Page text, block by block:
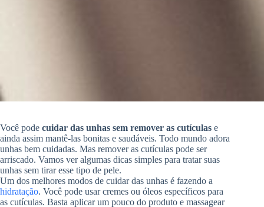
Você pode cuidar das unhas sem remover as cutículas e
ainda assim mantê-las bonitas e saudáveis. Todo mundo adora
unhas bem cuidadas. Mas remover as cutículas pode ser
arriscado. Vamos ver algumas dicas simples para tratar suas
unhas sem tirar esse tipo de pele.
Um dos melhores modos de cuidar das unhas é fazendo a
hidratação. Você pode usar cremes ou óleos específicos para
as cutículas. Basta aplicar um pouco do produto e massagear